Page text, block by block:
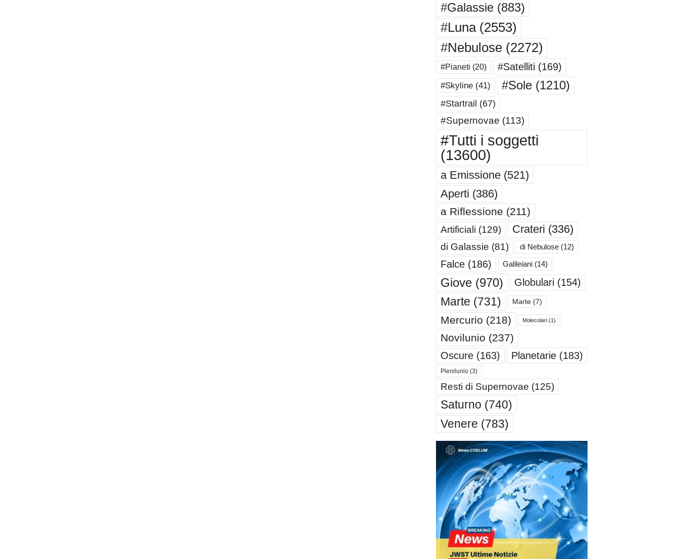
#Galassie(883)
#Luna(2553)
#Nebulose(2272)
#Pianeti (20) #Satelliti (169)
#Skyline(41) #Sole(1210)
#Startrail (67)
#Supernovae (113)
#Tutti i soggetti
(13600)
a Emissione(521)
Aperti (386)
a Riflessione (211)
Artificiali (129) Crateri (336)
di Galassie (81) di Nebulose(12)
Falce(186) Galileiani(14)
Giove(970) Globulari (154)
Marte (731) Marte(7)
Mercurio (218) Molecolari(1)
Novilunio (237)
Oscure(163) Planetarie(183)
Plenilunio(3)
Resti di Supernovae (125)
Saturno (740)
Venere (783)